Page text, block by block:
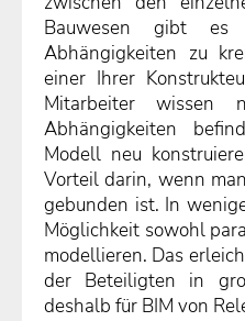
Bauwesen gibt
Abhängigkeiten zu
einer Ihrer
Mitarbeiter wissen
Abhängigkeiten
Modell neu
Vorteil darin, wenn
gebunden ist. In
Möglichkeit sowohl
modellieren. Das
der Beteiligten in
deshalb für BIM von